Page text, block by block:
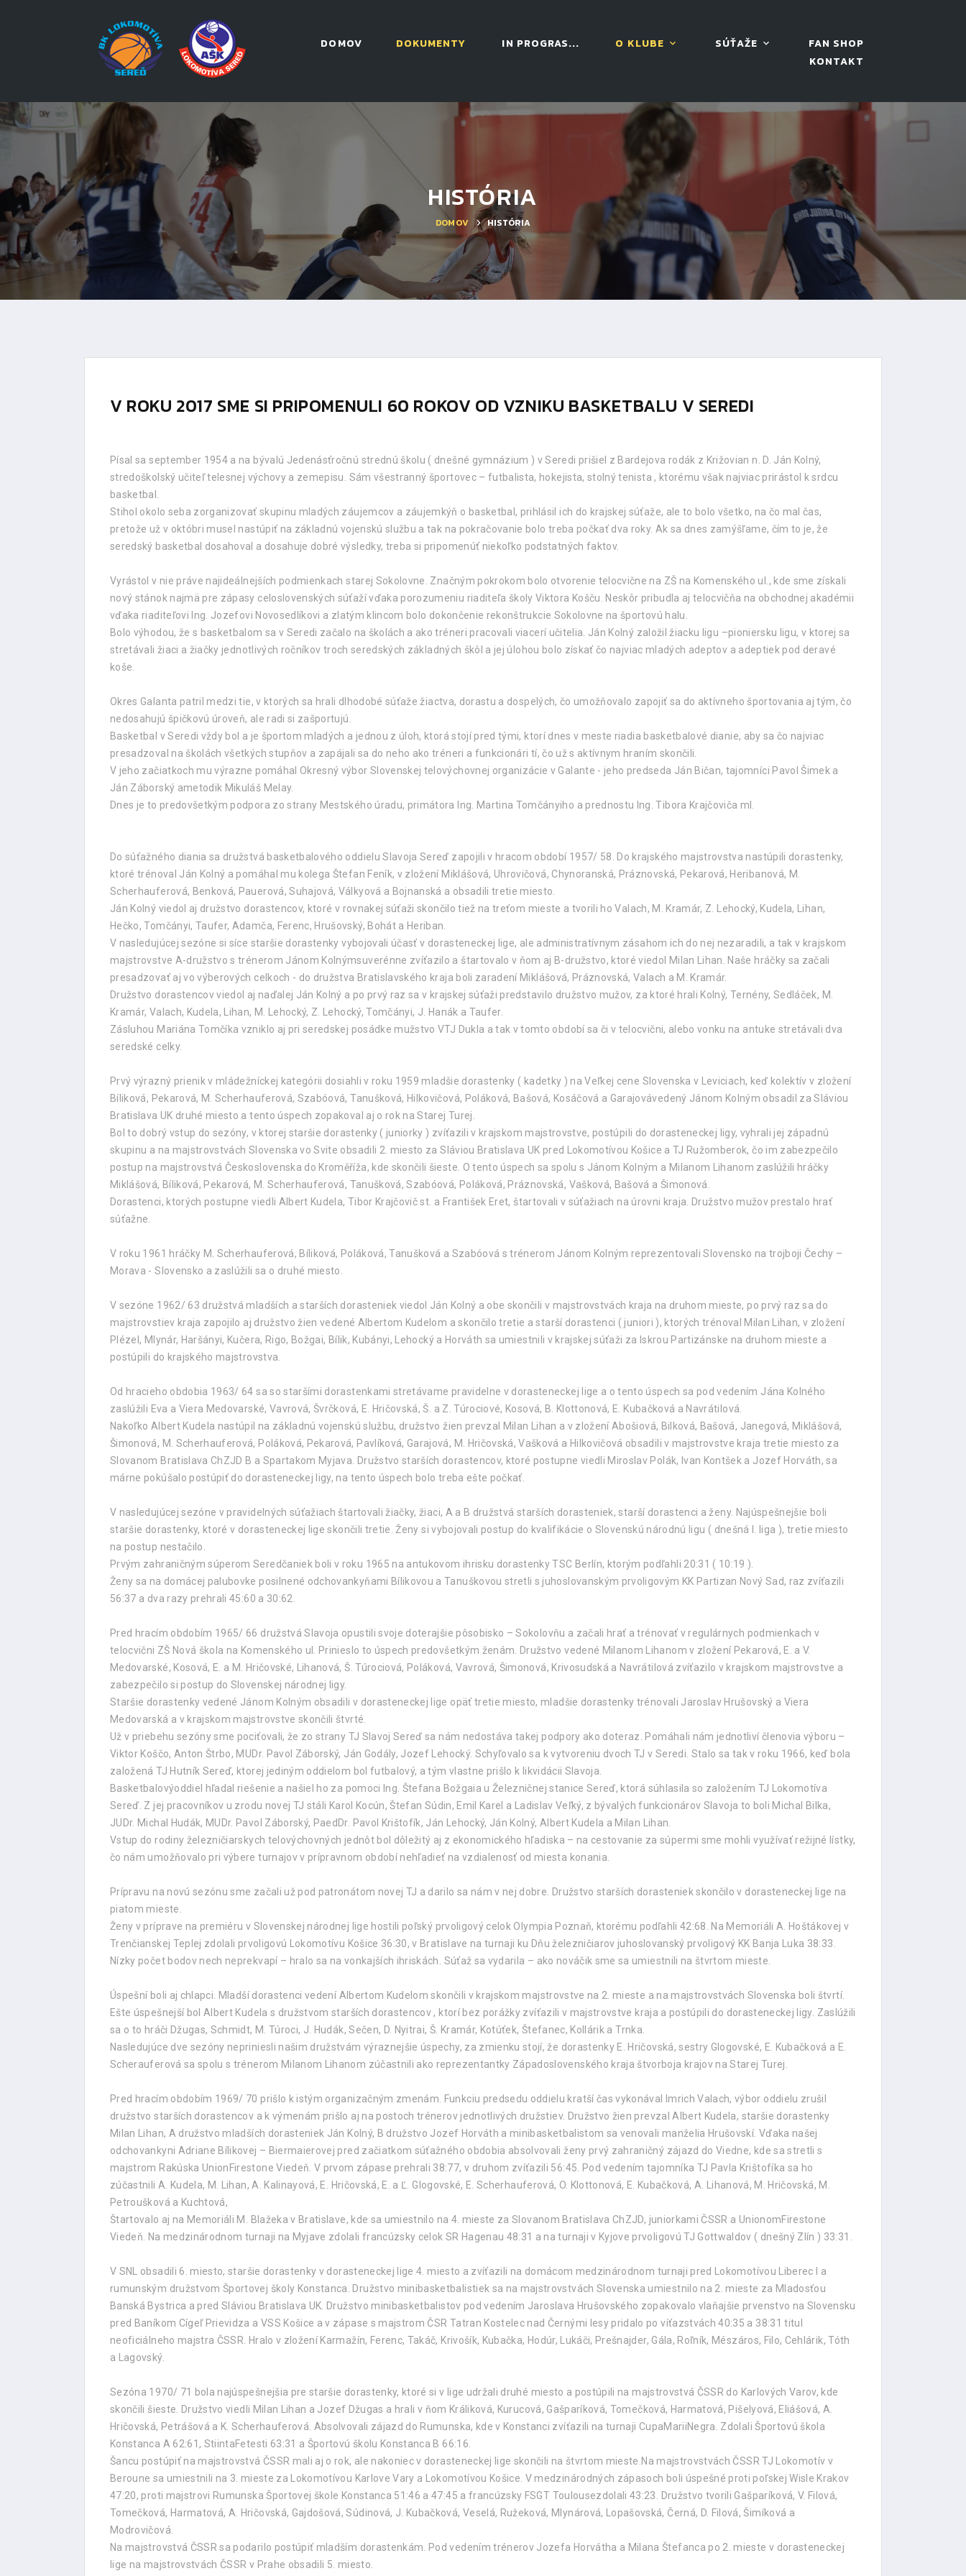
DOMOV DOKUMENTY IN PROGRAS... O KLUBE SÚŤAŽE
FAN SHOP
KONTAKT
HISTÓRIA
DOMOV HISTÓRIA
V ROKU 2017 SME SI PRIPOMENULI 60 ROKOV OD VZNIKU BASKETBALU V SEREDI
Písal sa september 1954 a na bývalú Jedenásťročnú strednú školu ( dnešné gymnázium ) v Seredi prišiel z Bardejova rodák z Križovian n. D. Ján Kolný,
stredoškolský učiteľ telesnej výchovy a zemepisu. Sám všestranný športovec – futbalista, hokejista, stolný tenista , ktorému však najviac prirástol k srdcu
basketbal.
Stihol okolo seba zorganizovať skupinu mladých záujemcov a záujemkýň o basketbal, prihlásil ich do krajskej súťaže, ale to bolo všetko, na čo mal čas,
pretože už v októbri musel nastúpiť na základnú vojenskú službu a tak na pokračovanie bolo treba počkať dva roky. Ak sa dnes zamýšľame, čím to je, že
seredský basketbal dosahoval a dosahuje dobré výsledky, treba si pripomenúť niekoľko podstatných faktov.
Vyrástol v nie práve najideálnejších podmienkach starej Sokolovne. Značným pokrokom bolo otvorenie telocvične na ZŠ na Komenského ul., kde sme získali
nový stánok najmä pre zápasy celoslovenských súťaží vďaka porozumeniu riaditeľa školy Viktora Košču. Neskôr pribudla aj telocvičňa na obchodnej akadémii
vďaka riaditeľovi Ing. Jozefovi Novosedlíkovi a zlatým klincom bolo dokončenie rekonštrukcie Sokolovne na športovú halu.
Bolo výhodou, že s basketbalom sa v Seredi začalo na školách a ako tréneri pracovali viacerí učitelia. Ján Kolný založil žiacku ligu –pioniersku ligu, v ktorej sa
stretávali žiaci a žiačky jednotlivých ročníkov troch seredských základných škôl a jej úlohou bolo získať čo najviac mladých adeptov a adeptiek pod deravé
koše.
Okres Galanta patril medzi tie, v ktorých sa hrali dlhodobé súťaže žiactva, dorastu a dospelých, čo umožňovalo zapojiť sa do aktívneho športovania aj tým, čo
nedosahujú špičkovú úroveň, ale radi si zašportujú.
Basketbal v Seredi vždy bol a je športom mladých a jednou z úloh, ktorá stojí pred tými, ktorí dnes v meste riadia basketbalové dianie, aby sa čo najviac
presadzoval na školách všetkých stupňov a zapájali sa do neho ako tréneri a funkcionári tí, čo už s aktívnym hraním skončili.
V jeho začiatkoch mu výrazne pomáhal Okresný výbor Slovenskej telovýchovnej organizácie v Galante - jeho predseda Ján Bičan, tajomníci Pavol Šimek a
Ján Záborský ametodik Mikuláš Melay.
Dnes je to predovšetkým podpora zo strany Mestského úradu, primátora Ing. Martina Tomčányiho a prednostu Ing. Tibora Krajčoviča ml.
Do súťažného diania sa družstvá basketbalového oddielu Slavoja Sereď zapojili v hracom období 1957/ 58. Do krajského majstrovstva nastúpili dorastenky,
ktoré trénoval Ján Kolný a pomáhal mu kolega Štefan Feník, v zložení Miklášová, Uhrovičová, Chynoranská, Práznovská, Pekarová, Heribanová, M.
Scherhauferová, Benková, Pauerová, Suhajová, Válkyová a Bojnanská a obsadili tretie miesto.
Ján Kolný viedol aj družstvo dorastencov, ktoré v rovnakej súťaži skončilo tiež na treťom mieste a tvorili ho Valach, M. Kramár, Z. Lehocký, Kudela, Lihan,
Hečko, Tomčányi, Taufer, Adamča, Ferenc, Hrušovský, Bohát a Heriban.
V nasledujúcej sezóne si síce staršie dorastenky vybojovali účasť v dorasteneckej lige, ale administratívnym zásahom ich do nej nezaradili, a tak v krajskom
majstrovstve A-družstvo s trénerom Jánom Kolnýmsuverénne zvíťazilo a štartovalo v ňom aj B-družstvo, ktoré viedol Milan Lihan. Naše hráčky sa začali
presadzovať aj vo výberových celkoch - do družstva Bratislavského kraja boli zaradení Miklášová, Práznovská, Valach a M. Kramár.
Družstvo dorastencov viedol aj naďalej Ján Kolný a po prvý raz sa v krajskej súťaži predstavilo družstvo mužov, za ktoré hrali Kolný, Ternény, Sedláček, M.
Kramár, Valach, Kudela, Lihan, M. Lehocký, Z. Lehocký, Tomčányi, J. Hanák a Taufer.
Zásluhou Mariána Tomčíka vzniklo aj pri seredskej posádke mužstvo VTJ Dukla a tak v tomto období sa či v telocvični, alebo vonku na antuke stretávali dva
seredské celky.
Prvý výrazný prienik v mládežníckej kategórii dosiahli v roku 1959 mladšie dorastenky ( kadetky ) na Veľkej cene Slovenska v Leviciach, keď kolektív v zložení
Bíliková, Pekarová, M. Scherhauferová, Szabóová, Tanušková, Hilkovičová, Poláková, Bašová, Kosáčová a Garajovávedený Jánom Kolným obsadil za Sláviou
Bratislava UK druhé miesto a tento úspech zopakoval aj o rok na Starej Turej.
Bol to dobrý vstup do sezóny, v ktorej staršie dorastenky ( juniorky ) zvíťazili v krajskom majstrovstve, postúpili do dorasteneckej ligy, vyhrali jej západnú
skupinu a na majstrovstvách Slovenska vo Svite obsadili 2. miesto za Sláviou Bratislava UK pred Lokomotívou Košice a TJ Ružomberok, čo im zabezpečilo
postup na majstrovstvá Československa do Kroměříža, kde skončili šieste. O tento úspech sa spolu s Jánom Kolným a Milanom Lihanom zaslúžili hráčky
Miklášová, Bíliková, Pekarová, M. Scherhauferová, Tanušková, Szabóová, Poláková, Práznovská, Vašková, Bašová a Šimonová.
Dorastenci, ktorých postupne viedli Albert Kudela, Tibor Krajčovič st. a František Eret, štartovali v súťažiach na úrovni kraja. Družstvo mužov prestalo hrať
súťažne.
V roku 1961 hráčky M. Scherhauferová, Bíliková, Poláková, Tanušková a Szabóová s trénerom Jánom Kolným reprezentovali Slovensko na trojboji Čechy –
Morava - Slovensko a zaslúžili sa o druhé miesto.
V sezóne 1962/ 63 družstvá mladších a starších dorasteniek viedol Ján Kolný a obe skončili v majstrovstvách kraja na druhom mieste, po prvý raz sa do
majstrovstiev kraja zapojilo aj družstvo žien vedené Albertom Kudelom a skončilo tretie a starší dorastenci ( juniori ), ktorých trénoval Milan Lihan, v zložení
Plézel, Mlynár, Haršányi, Kučera, Rigo, Božgai, Bílik, Kubányi, Lehocký a Horváth sa umiestnili v krajskej súťaži za Iskrou Partizánske na druhom mieste a
postúpili do krajského majstrovstva.
Od hracieho obdobia 1963/ 64 sa so staršími dorastenkami stretávame pravidelne v dorasteneckej lige a o tento úspech sa pod vedením Jána Kolného
zaslúžili Eva a Viera Medovarské, Vavrová, Švrčková, E. Hričovská, Š. a Z. Túrociové, Kosová, B. Klottonová, E. Kubačková a Navrátilová.
Nakoľko Albert Kudela nastúpil na základnú vojenskú službu, družstvo žien prevzal Milan Lihan a v zložení Abošiová, Bilková, Bašová, Janegová, Miklášová,
Šimonová, M. Scherhauferová, Poláková, Pekarová, Pavlíková, Garajová, M. Hričovská, Vašková a Hilkovičová obsadili v majstrovstve kraja tretie miesto za
Slovanom Bratislava ChZJD B a Spartakom Myjava. Družstvo starších dorastencov, ktoré postupne viedli Miroslav Polák, Ivan Kontšek a Jozef Horváth, sa
márne pokúšalo postúpiť do dorasteneckej ligy, na tento úspech bolo treba ešte počkať.
V nasledujúcej sezóne v pravidelných súťažiach štartovali žiačky, žiaci, A a B družstvá starších dorasteniek, starší dorastenci a ženy. Najúspešnejšie boli
staršie dorastenky, ktoré v dorasteneckej lige skončili tretie. Ženy si vybojovali postup do kvalifikácie o Slovenskú národnú ligu ( dnešná I. liga ), tretie miesto
na postup nestačilo.
Prvým zahraničným súperom Seredčaniek boli v roku 1965 na antukovom ihrisku dorastenky TSC Berlín, ktorým podľahli 20:31 ( 10:19 ).
Ženy sa na domácej palubovke posilnené odchovankyňami Bílikovou a Tanuškovou stretli s juhoslovanským prvoligovým KK Partizan Nový Sad, raz zvíťazili
56:37 a dva razy prehrali 45:60 a 30:62.
Pred hracím obdobím 1965/ 66 družstvá Slavoja opustili svoje doterajšie pôsobisko – Sokolovňu a začali hrať a trénovať v regulárnych podmienkach v
telocvični ZŠ Nová škola na Komenského ul. Prinieslo to úspech predovšetkým ženám. Družstvo vedené Milanom Lihanom v zložení Pekarová, E. a V.
Medovarské, Kosová, E. a M. Hričovské, Lihanová, Š. Túrociová, Poláková, Vavrová, Šimonová, Krivosudská a Navrátilová zvíťazilo v krajskom majstrovstve a
zabezpečilo si postup do Slovenskej národnej ligy.
Staršie dorastenky vedené Jánom Kolným obsadili v dorasteneckej lige opäť tretie miesto, mladšie dorastenky trénovali Jaroslav Hrušovský a Viera
Medovarská a v krajskom majstrovstve skončili štvrté.
Už v priebehu sezóny sme pociťovali, že zo strany TJ Slavoj Sereď sa nám nedostáva takej podpory ako doteraz. Pomáhali nám jednotliví členovia výboru –
Viktor Koščo, Anton Štrbo, MUDr. Pavol Záborský, Ján Godály, Jozef Lehocký. Schyľovalo sa k vytvoreniu dvoch TJ v Seredi. Stalo sa tak v roku 1966, keď bola
založená TJ Hutník Sereď, ktorej jediným oddielom bol futbalový, a tým vlastne prišlo k likvidácii Slavoja.
Basketbalovýoddiel hľadal riešenie a našiel ho za pomoci Ing. Štefana Božgaia u Železničnej stanice Sereď, ktorá súhlasila so založením TJ Lokomotíva
Sereď. Z jej pracovníkov u zrodu novej TJ stáli Karol Kocún, Štefan Súdin, Emil Karel a Ladislav Veľký, z bývalých funkcionárov Slavoja to boli Michal Bilka,
JUDr. Michal Hudák, MUDr. Pavol Záborský, PaedDr. Pavol Krištofík, Ján Lehocký, Ján Kolný, Albert Kudela a Milan Lihan.
Vstup do rodiny železničiarskych telovýchovných jednôt bol dôležitý aj z ekonomického hľadiska – na cestovanie za súpermi sme mohli využívať režijné lístky,
čo nám umožňovalo pri výbere turnajov v prípravnom období nehľadieť na vzdialenosť od miesta konania.
Prípravu na novú sezónu sme začali už pod patronátom novej TJ a darilo sa nám v nej dobre. Družstvo starších dorasteniek skončilo v dorasteneckej lige na
piatom mieste.
Ženy v príprave na premiéru v Slovenskej národnej lige hostili poľský prvoligový celok Olympia Poznaň, ktorému podľahli 42:68. Na Memoriáli A. Hoštákovej v
Trenčianskej Teplej zdolali prvoligovú Lokomotívu Košice 36:30, v Bratislave na turnaji ku Dňu železničiarov juhoslovanský prvoligový KK Banja Luka 38:33.
Nízky počet bodov nech neprekvapí – hralo sa na vonkajších ihriskách. Súťaž sa vydarila – ako nováčik sme sa umiestnili na štvrtom mieste.
Úspešní boli aj chlapci. Mladší dorastenci vedení Albertom Kudelom skončili v krajskom majstrovstve na 2. mieste a na majstrovstvách Slovenska boli štvrtí.
Ešte úspešnejší bol Albert Kudela s družstvom starších dorastencov , ktorí bez porážky zvíťazili v majstrovstve kraja a postúpili do dorasteneckej ligy. Zaslúžili
sa o to hráči Džugas, Schmidt, M. Túroci, J. Hudák, Sečen, D. Nyitrai, Š. Kramár, Kotúťek, Štefanec, Kollárik a Trnka.
Nasledujúce dve sezóny nepriniesli našim družstvám výraznejšie úspechy, za zmienku stojí, že dorastenky E. Hričovská, sestry Glogovské, E. Kubačková a E.
Scherauferová sa spolu s trénerom Milanom Lihanom zúčastnili ako reprezentantky Západoslovenského kraja štvorboja krajov na Starej Turej.
Pred hracím obdobím 1969/ 70 prišlo k istým organizačným zmenám. Funkciu predsedu oddielu kratší čas vykonával Imrich Valach, výbor oddielu zrušil
družstvo starších dorastencov a k výmenám prišlo aj na postoch trénerov jednotlivých družstiev. Družstvo žien prevzal Albert Kudela, staršie dorastenky
Milan Lihan, A družstvo mladších dorasteniek Ján Kolný, B družstvo Jozef Horváth a minibasketbalistom sa venovali manželia Hrušovskí. Vďaka našej
odchovankyni Adriane Bílikovej – Biermaierovej pred začiatkom súťažného obdobia absolvovali ženy prvý zahraničný zájazd do Viedne, kde sa stretli s
majstrom Rakúska UnionFirestone Viedeň. V prvom zápase prehrali 38:77, v druhom zvíťazili 56:45. Pod vedením tajomníka TJ Pavla Krištofíka sa ho
zúčastnili A. Kudela, M. Lihan, A. Kalinayová, E. Hričovská, E. a Ľ. Glogovské, E. Scherhauferová, O. Klottonová, E. Kubačková, A. Lihanová, M. Hričovská, M.
Petroušková a Kuchtová,
Štartovalo aj na Memoriáli M. Blažeka v Bratislave, kde sa umiestnilo na 4. mieste za Slovanom Bratislava ChZJD, juniorkami ČSSR a UnionomFirestone
Viedeň. Na medzinárodnom turnaji na Myjave zdolali francúzsky celok SR Hagenau 48:31 a na turnaji v Kyjove prvoligovú TJ Gottwaldov ( dnešný Zlín ) 33:31.
V SNL obsadili 6. miesto, staršie dorastenky v dorasteneckej lige 4. miesto a zvíťazili na domácom medzinárodnom turnaji pred Lokomotívou Liberec I a
rumunským družstvom Športovej školy Konstanca. Družstvo minibasketbalistiek sa na majstrovstvách Slovenska umiestnilo na 2. mieste za Mladosťou
Banská Bystrica a pred Sláviou Bratislava UK. Družstvo minibasketbalistov pod vedením Jaroslava Hrušovského zopakovalo vlaňajšie prvenstvo na Slovensku
pred Baníkom Cígeľ Prievidza a VSS Košice a v zápase s majstrom ČSR Tatran Kostelec nad Černými lesy pridalo po víťazstvách 40:35 a 38:31 titul
neoficiálneho majstra ČSSR. Hralo v zložení Karmažín, Ferenc, Takáč, Krivošík, Kubačka, Hodúr, Lukáči, Prešnajder, Gála, Roľník, Mészáros, Filo, Cehlárik, Tóth
a Lagovský.
Sezóna 1970/ 71 bola najúspešnejšia pre staršie dorastenky, ktoré si v lige udržali druhé miesto a postúpili na majstrovstvá ČSSR do Karlových Varov, kde
skončili šieste. Družstvo viedli Milan Lihan a Jozef Džugas a hrali v ňom Králiková, Kurucová, Gašparíková, Tomečková, Harmatová, Pišelyová, Eliášová, A.
Hričovská, Petrášová a K. Scherhauferová. Absolvovali zájazd do Rumunska, kde v Konstanci zvíťazili na turnaji CupaMariiNegra. Zdolali Športovú škola
Konstanca A 62:61, StiintaFetesti 63:31 a Športovú školu Konstanca B 66:16.
Šancu postúpiť na majstrovstvá ČSSR mali aj o rok, ale nakoniec v dorasteneckej lige skončili na štvrtom mieste.Na majstrovstvách ČSSR TJ Lokomotív v
Beroune sa umiestnili na 3. mieste za Lokomotívou Karlove Vary a Lokomotívou Košice. V medzinárodných zápasoch boli úspešné proti poľskej Wisle Krakov
47:20, proti majstrovi Rumunska Športovej škole Konstanca 51:46 a 47:45 a francúzsky FSGT Toulousezdolali 43:23. Družstvo tvorili Gašparíková, V. Filová,
Tomečková, Harmatová, A. Hričovská, Gajdošová, Súdinová, J. Kubačková, Veselá, Ružeková, Mlynárová, Lopašovská, Černá, D. Filová, Šimíková a
Modrovičová.
Na majstrovstvá ČSSR sa podarilo postúpiť mladším dorastenkám. Pod vedením trénerov Jozefa Horvátha a Milana Štefanca po 2. mieste v dorasteneckej
lige na majstrovstvách ČSSR v Prahe obsadili 5. miesto.